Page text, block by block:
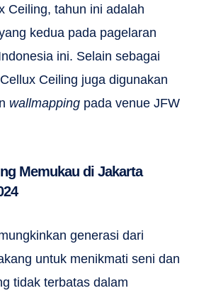
Ceiling, tahun ini adalah
kedua pada pagelaran
ini. Selain sebagai
Ceiling juga digunakan
wallmapping pada venue JFW
Memukau di Jakarta
generasi dari
untuk menikmati seni dan
tidak terbatas dalam